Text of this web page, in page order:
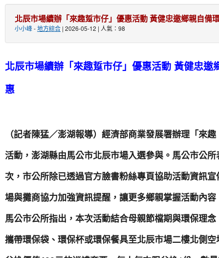
北辰市場續辦「來趣踅市仔」優惠活動 黃健忠邀鄉親自備
小小峰-地方綜合 | 2026-05-12 | 人氣：98
北辰市場續辦「來趣踅市仔」優惠活動 黃健忠邀
惠
（記者陳猛／澎湖報導）經濟部商業發展署辦理「來
活動，澎湖縣由馬公市北辰市場入選參與。馬公市公
次，市公所除已透過官方臉書粉絲專頁協助活動資訊
場與攤商協力加強資訊提醒，讓更多鄉親掌握活動內容
馬公市公所指出，本次活動結合母親節檔期與環保理
攜帶環保袋、環保杯或環保餐具至北辰市場二樓北側